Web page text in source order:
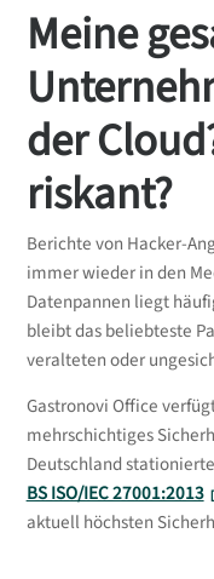
Meine
der
riskant?
Berichte von Hacker-
immer wieder in den
Datenpannen liegt
bleibt das beliebteste
veralteten oder
Gastronovi Office
mehrschichtiges
Deutschland
BS ISO/IEC 27001:2013
aktuell höchsten